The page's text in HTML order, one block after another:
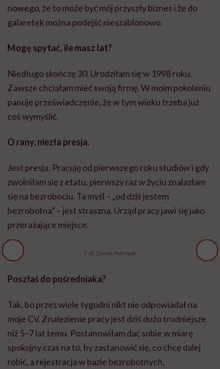
nowego, że to może być mój przyszły biznes i że do
galaretek można podejść nieszablonowo.
Mogę spytać, ile masz lat?
Niedługo skończę 30. Urodziłam się w 1998 roku.
Zawsze chciałam mieć swoją firmę. W moim pokoleniu
panuje przeświadczenie, że w tym wieku trzeba już
coś wymyślić.
O rany, niezła presja.
Jest presja. Pracuję od pierwszego roku studiów i gdy
zwolniłam się z etatu, pierwszy raz w życiu znalazłam
się na bezrobociu. Ta myśl – „od dziś jestem
bezrobotna” – jest straszna. Urząd pracy jawi się jako
przerażające miejsce.
Fot. Daniel Antropik
Poszłaś do pośredniaka?
Tak, bo przez wiele tygodni nikt nie odpowiadał na
moje CV. Znalezienie pracy jest dziś dużo trudniejsze
niż 5–7 lat temu. Postanowiłam dać sobie w miarę
spokojny czas na to, by zastanowić się, co chcę dalej
robić, a rejestracja w bazie bezrobotnych,